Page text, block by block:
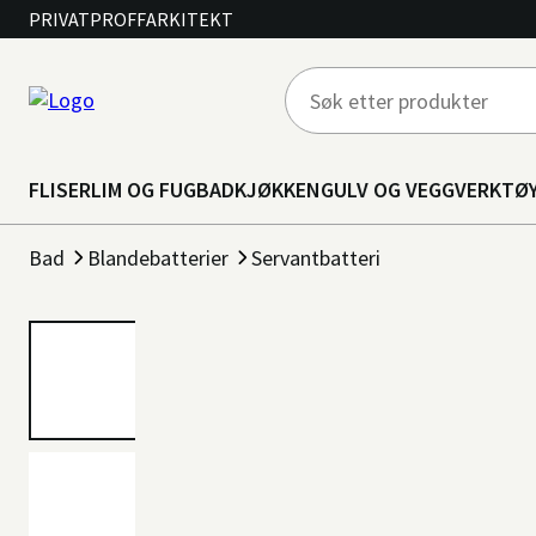
PRIVATPROFFARKITEKT
FLISERLIM OG FUGBADKJØKKENGULV OG VEGG
Bad Blandebatterier Servantbatteri